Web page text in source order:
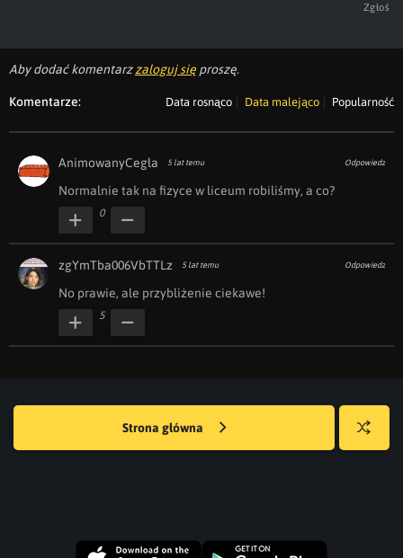
Zgłoś
Aby dodać komentarzzaloguj się proszę.
Komentarze: Data rosnąco Data malejąco Popularność
AnimowanyCegła 5 lat temu Odpowiedz
Normalnie tak na fizyce w liceum robiliśmy, a co?
0
zgYmTba006VbTTLz 5 lat temu Odpowiedz
No prawie, ale przybliżenie ciekawe!
5
Strona główna